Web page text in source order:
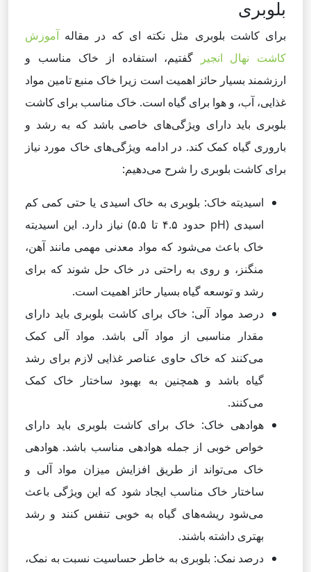
بلوبری
برای کاشت بلوبری مثل نکته ای که در مقاله آموزش
کاشت نهال انجیر
گفتیم، استفاده از خاک مناسب و
ارزشمند بسیار حائز اهمیت است زیرا خاک منبع تامین مواد
غذایی، آب، و هوا برای گیاه است. خاک مناسب برای کاشت
بلوبری باید دارای ویژگی‌های خاصی باشد که به رشد و
باروری گیاه کمک کند. در ادامه ویژگی‌های خاک مورد نیاز
برای کاشت بلوبری را شرح می‌دهیم:
اسیدیته خاک: بلوبری به خاک اسیدی یا حتی کمی کم
اسیدی (pH حدود ۴.۵ تا ۵.۵) نیاز دارد. این اسیدیته
خاک باعث می‌شود که مواد معدنی مهمی مانند آهن،
منگنز، و روی به راحتی در خاک حل شوند که برای
رشد و توسعه گیاه بسیار حائز اهمیت است.
درصد مواد آلی: خاک برای کاشت بلوبری باید دارای
مقدار مناسبی از مواد آلی باشد. مواد آلی کمک
می‌کنند که خاک حاوی عناصر غذایی لازم برای رشد
گیاه باشد و همچنین به بهبود ساختار خاک کمک
می‌کنند.
هوادهی خاک: خاک برای کاشت بلوبری باید دارای
خواص خوبی از جمله هوادهی مناسب باشد. هوادهی
خاک می‌تواند از طریق افزایش میزان مواد آلی و
ساختار خاک مناسب ایجاد شود که این ویژگی باعث
می‌شود ریشه‌های گیاه به خوبی تنفس کنند و رشد
بهتری داشته باشند.
درصد نمک: بلوبری به خاطر حساسیت نسبت به نمک،